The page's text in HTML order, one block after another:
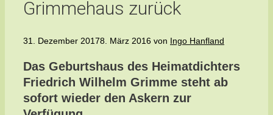
Grimmehaus zurück
31. Dezember 20178. März 2016 von Ingo Hanfland
Das Geburtshaus des Heimatdichters
Friedrich Wilhelm Grimme steht ab
sofort wieder den Askern zur